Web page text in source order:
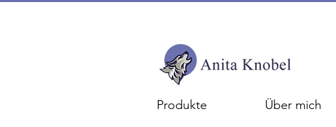
Produkte Über mich